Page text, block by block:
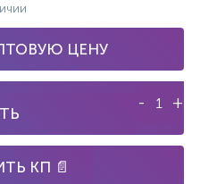
ЦЕНУ
- +
КП 📄